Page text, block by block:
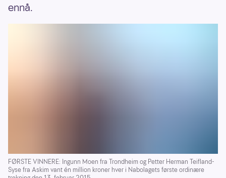
ennå.
FØRSTE VINNERE: Ingunn Moen fra Trondheim og Petter Herman Teifland-
Syse fra Askim vant én million kroner hver i Nabolagets første ordinære